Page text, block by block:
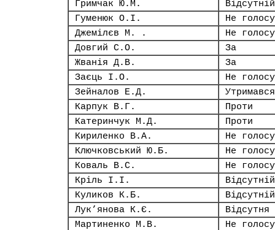
Гримчак Ю.М.
Відсутній
Гуменюк О.І.
Не
Джемілєв М. .
Не
Довгий С.О.
За
Жванія Д.В.
За
Заєць І.О.
Не
Зейналов Е.Д.
Утримався
Карпук В.Г.
Проти
Катеринчук М.Д.
Проти
Кириленко В.А.
Не
Ключковський Ю.Б.
Не
Коваль В.С.
Не
Кріль І.І.
Відсутній
Куликов К.Б.
Відсутній
Лук’янова К.Є.
Відсутня
Мартиненко М.В.
Не